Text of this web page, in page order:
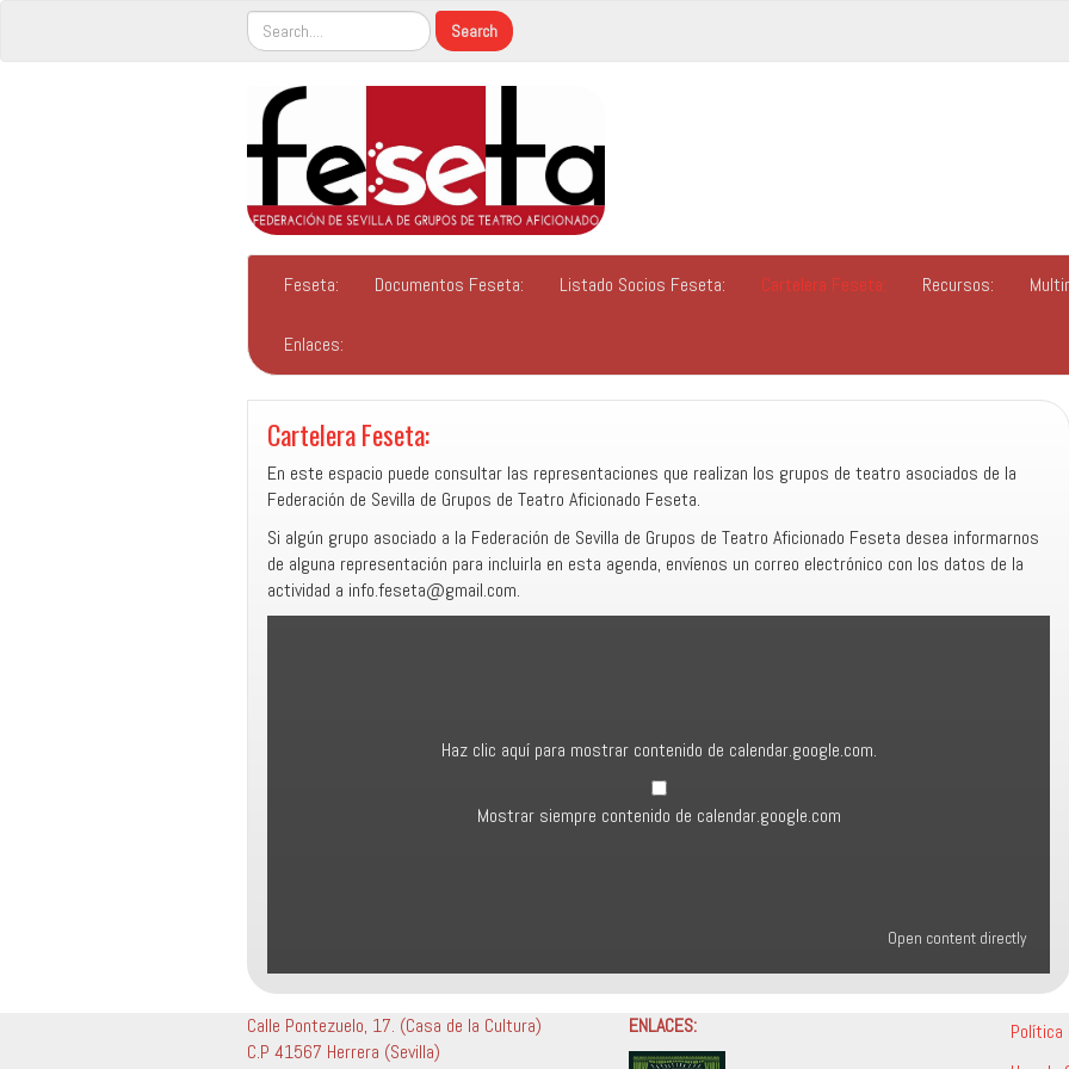
Feseta: Documentos Feseta: Listado Socios Feseta: Cartelera Feseta: Recursos:
Enlaces:
Cartelera Feseta:
En este espacio puede consultar las representaciones que realizan los grupos de teatro asociados de la
Federación de Sevilla de Grupos de Teatro Aficionado Feseta.
Si algún grupo asociado a la Federación de Sevilla de Grupos de Teatro Aficionado Feseta desea informarnos
de alguna representación para incluirla en esta agenda, envíenos un correo electrónico con los datos de la
actividad a info.feseta@gmail.com.
Haz clic aquí para mostrar contenido de calendar.google.com.
Mostrar siempre contenido de calendar.google.com
Open content directly
Calle Pontezuelo, 17. (Casa de la Cultura)
C.P 41567 Herrera (Sevilla)
ENLACES:
Política